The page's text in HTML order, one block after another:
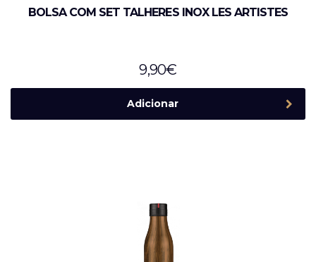
BOLSA COM SET TALHERES INOX LES ARTISTES
9,90€
Adicionar